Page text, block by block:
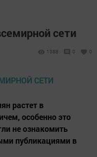
сети
1388 0 0
растет в
особенно это
не ознакомить
публикациями в